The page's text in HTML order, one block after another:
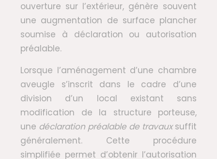
ouverture sur l’extérieur, génère souvent
une augmentation de surface plancher
soumise à déclaration ou autorisation
préalable.
Lorsque l’aménagement d’une chambre
aveugle s’inscrit dans le cadre d’une
division d’un local existant sans
modification de la structure porteuse,
une déclaration préalable de travauxsuffit
généralement. Cette procédure
simplifiée permet d’obtenir l’autorisation